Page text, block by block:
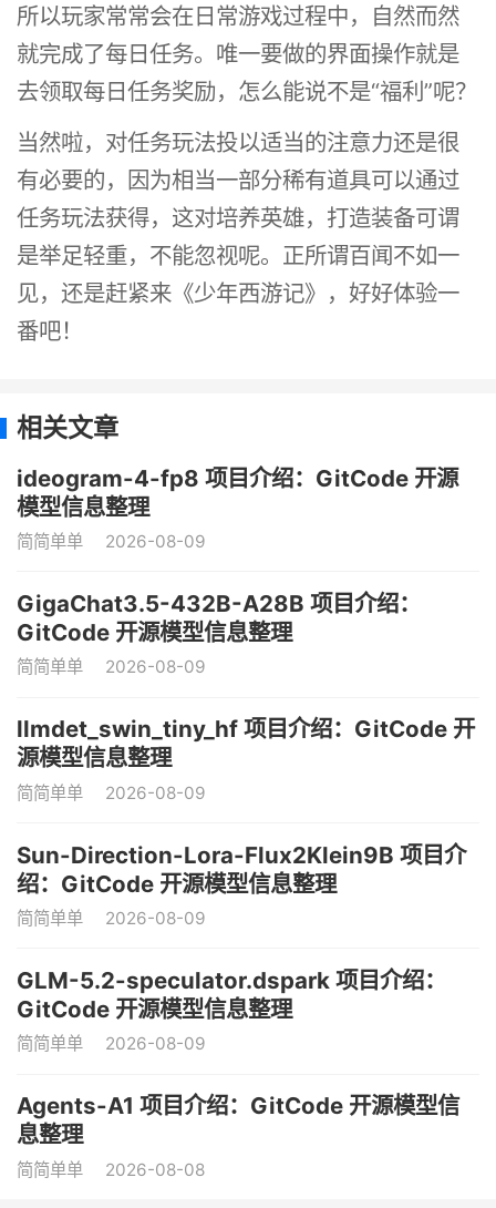
所以玩家常常会在日常游戏过程中，自然而然
就完成了每日任务。唯一要做的界面操作就是
去领取每日任务奖励，怎么能说不是“福利”呢？
当然啦，对任务玩法投以适当的注意力还是很
有必要的，因为相当一部分稀有道具可以通过
任务玩法获得，这对培养英雄，打造装备可谓
是举足轻重，不能忽视呢。正所谓百闻不如一
见，还是赶紧来《少年西游记》，好好体验一
番吧！
相关文章
ideogram-4-fp8 项目介绍：GitCode 开源
模型信息整理
简简单单 2026-08-09
GigaChat3.5-432B-A28B 项目介绍：
GitCode 开源模型信息整理
简简单单 2026-08-09
llmdet_swin_tiny_hf 项目介绍：GitCode 开
源模型信息整理
简简单单 2026-08-09
Sun-Direction-Lora-Flux2Klein9B 项目介
绍：GitCode 开源模型信息整理
简简单单 2026-08-09
GLM-5.2-speculator.dspark 项目介绍：
GitCode 开源模型信息整理
简简单单 2026-08-09
Agents-A1 项目介绍：GitCode 开源模型信
息整理
简简单单 2026-08-08